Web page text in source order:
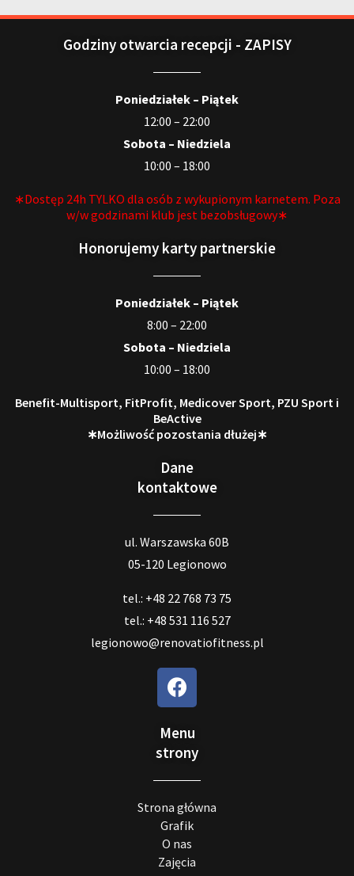
Godziny otwarcia recepcji - ZAPISY
Poniedziałek – Piątek
12:00 – 22:00
Sobota – Niedziela
10:00 – 18:00
∗Dostęp 24h TYLKO dla osób z wykupionym karnetem. Poza
w/w godzinami klub jest bezobsługowy∗
Honorujemy karty partnerskie
Poniedziałek – Piątek
8:00 – 22:00
Sobota – Niedziela
10:00 – 18:00
Benefit-Multisport, FitProfit, Medicover Sport, PZU Sport i
BeActive
∗Możliwość pozostania dłużej∗
Dane
kontaktowe
ul. Warszawska 60B
05-120 Legionowo
tel.: +48 22 768 73 75
tel.: +48 531 116 527
legionowo@renovatiofitness.pl
Menu
strony
Strona główna
Grafik
O nas
Zajęcia